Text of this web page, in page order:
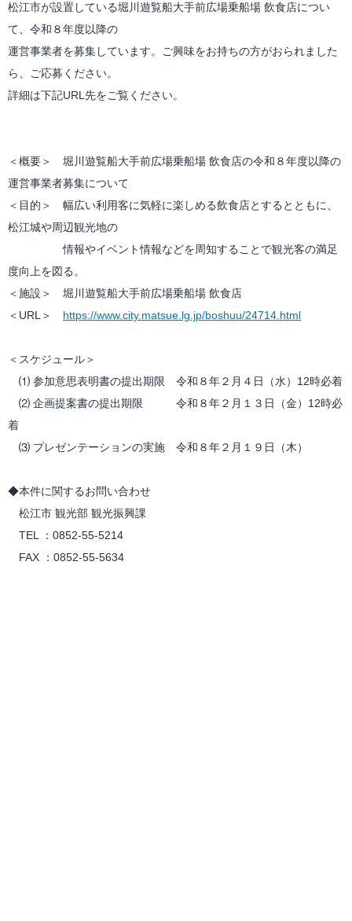
松江市が設置している堀川遊覧船大手前広場乗船場 飲食店につい
て、令和８年度以降の
運営事業者を募集しています。ご興味をお持ちの方がおられました
ら、ご応募ください。
詳細は下記URL先をご覧ください。
＜概要＞ 堀川遊覧船大手前広場乗船場 飲食店の令和８年度以降の
運営事業者募集について
＜目的＞ 幅広い利用客に気軽に楽しめる飲食店とするとともに、
松江城や周辺観光地の
情報やイベント情報などを周知することで観光客の満足
度向上を図る。
＜施設＞ 堀川遊覧船大手前広場乗船場 飲食店
＜URL＞ https://www.city.matsue.lg.jp/boshuu/24714.html
＜スケジュール＞
⑴ 参加意思表明書の提出期限 令和８年２月４日（水）12時必着
⑵ 企画提案書の提出期限 令和８年２月１３日（金）12時必
着
⑶ プレゼンテーションの実施 令和８年２月１９日（木）
◆本件に関するお問い合わせ
松江市 観光部 観光振興課
TEL ：0852-55-5214
FAX ：0852-55-5634